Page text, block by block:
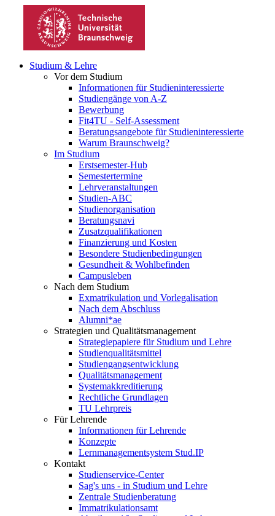
Studium & Lehre
Vor dem Studium
Informationen für Studieninteressierte
Studiengänge von A-Z
Bewerbung
Fit4TU - Self-Assessment
Beratungsangebote für Studieninteressierte
Warum Braunschweig?
Im Studium
Erstsemester-Hub
Semestertermine
Lehrveranstaltungen
Studien-ABC
Studienorganisation
Beratungsnavi
Zusatzqualifikationen
Finanzierung und Kosten
Besondere Studienbedingungen
Gesundheit & Wohlbefinden
Campusleben
Nach dem Studium
Exmatrikulation und Vorlegalisation
Nach dem Abschluss
Alumni*ae
Strategien und Qualitätsmanagement
Strategiepapiere für Studium und Lehre
Studienqualitätsmittel
Studiengangsentwicklung
Qualitätsmanagement
Systemakkreditierung
Rechtliche Grundlagen
TU Lehrpreis
Für Lehrende
Informationen für Lehrende
Konzepte
Lernmanagementsystem Stud.IP
Kontakt
Studienservice-Center
Sag's uns - in Studium und Lehre
Zentrale Studienberatung
Immatrikulationsamt